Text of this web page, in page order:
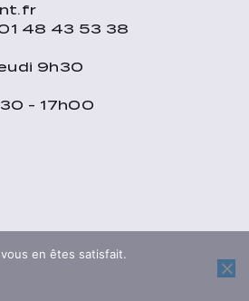
48 43 53 38
9h30
- 17h00
en êtes satisfait.